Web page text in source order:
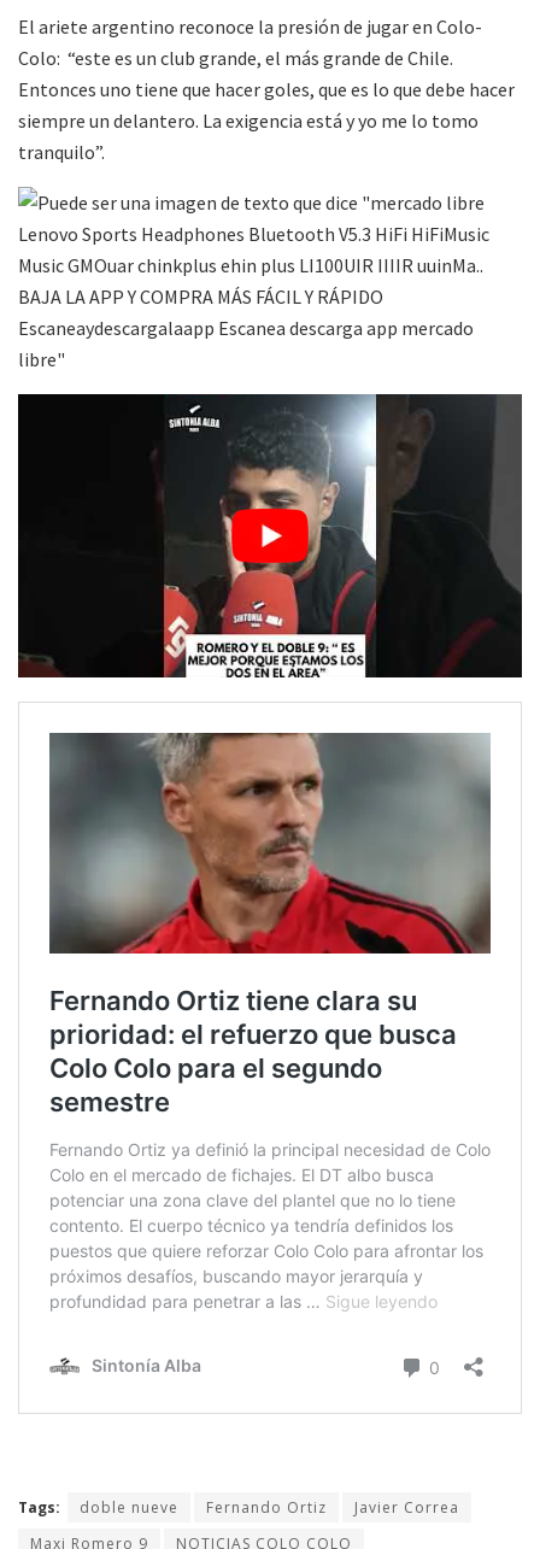
El ariete argentino reconoce la presión de jugar en Colo-
Colo: “este es un club grande, el más grande de Chile.
Entonces uno tiene que hacer goles, que es lo que debe hacer
siempre un delantero. La exigencia está y yo me lo tomo
tranquilo”.
Tags: doble nueve Fernando Ortiz
Javier Correa
Maxi Romero 9
NOTICIAS COLO COLO